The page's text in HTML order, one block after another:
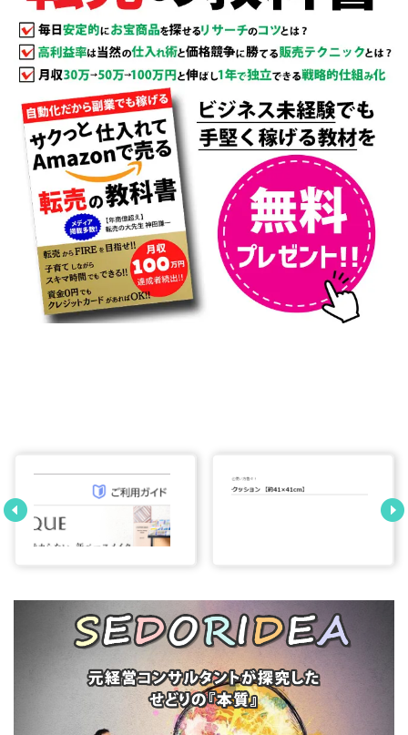
爽快ドラックストア
＆ケンコーコムでせ
どりの仕入れをする
Amazonで商品名検
索でカタログ探しを
すると、カタログを
見つけられないとい
う秘密